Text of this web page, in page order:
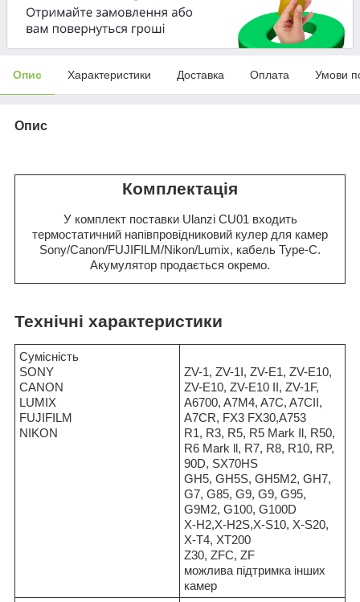
Опис Характеристики Доставка Оплата Умови
Опис
Комплектація
У комплект поставки Ulanzi CU01 входить
термостатичний напівпровідниковий кулер для камер
Sony/Canon/FUJIFILM/Nikon/Lumix, кабель Type-C.
Акумулятор продається окремо.
Технічні характеристики
Сумісність
SONY
CANON
LUMIX
FUJIFILM
NIKON
ZV-1, ZV-1I, ZV-E1, ZV-E10,
ZV-E10, ZV-E10 II, ZV-1F,
A6700, A7M4, A7C, A7CII,
A7CR, FX3 FX30,A753
R1, R3, R5, R5 Mark Il, R50,
R6 Mark ll, R7, R8, R10, RP,
90D, SX70HS
GH5, GH5S, GH5M2, GH7,
G7, G85, G9, G9, G95,
G9M2, G100, G100D
X-H2,X-H2S,X-S10, X-S20,
X-T4, XT200
Z30, ZFC, ZF
можлива підтримка інших
камер